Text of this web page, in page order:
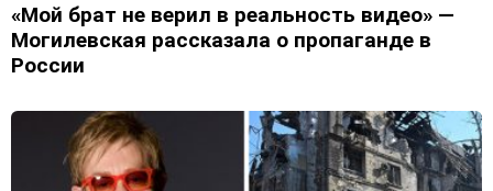
«Мой брат не верил в реальность видео» —
Могилевская рассказала о пропаганде в
России